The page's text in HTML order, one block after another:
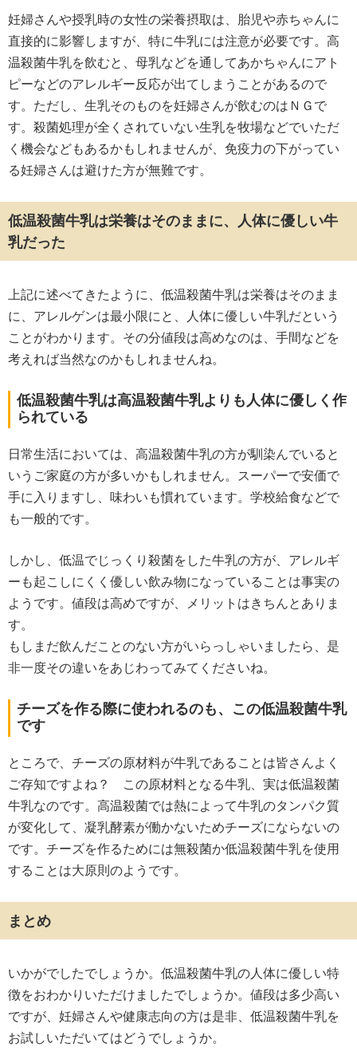
妊婦さんや授乳時の女性の栄養摂取は、胎児や赤ちゃんに
直接的に影響しますが、特に牛乳には注意が必要です。高
温殺菌牛乳を飲むと、母乳などを通してあかちゃんにアト
ピーなどのアレルギー反応が出てしまうことがあるので
す。ただし、生乳そのものを妊婦さんが飲むのはＮＧで
す。殺菌処理が全くされていない生乳を牧場などでいただ
く機会などもあるかもしれませんが、免疫力の下がってい
る妊婦さんは避けた方が無難です。
低温殺菌牛乳は栄養はそのままに、人体に優しい牛
乳だった
上記に述べてきたように、低温殺菌牛乳は栄養はそのまま
に、アレルゲンは最小限にと、人体に優しい牛乳だという
ことがわかります。その分値段は高めなのは、手間などを
考えれば当然なのかもしれませんね。
低温殺菌牛乳は高温殺菌牛乳よりも人体に優しく作
られている
日常生活においては、高温殺菌牛乳の方が馴染んでいると
いうご家庭の方が多いかもしれません。スーパーで安価で
手に入りますし、味わいも慣れています。学校給食などで
も一般的です。
しかし、低温でじっくり殺菌をした牛乳の方が、アレルギ
ーも起こしにくく優しい飲み物になっていることは事実の
ようです。値段は高めですが、メリットはきちんとありま
す。
もしまだ飲んだことのない方がいらっしゃいましたら、是
非一度その違いをあじわってみてくださいね。
チーズを作る際に使われるのも、この低温殺菌牛乳
です
ところで、チーズの原材料が牛乳であることは皆さんよく
ご存知ですよね？ この原材料となる牛乳、実は低温殺菌
牛乳なのです。高温殺菌では熱によって牛乳のタンパク質
が変化して、凝乳酵素が働かないためチーズにならないの
です。チーズを作るためには無殺菌か低温殺菌牛乳を使用
することは大原則のようです。
まとめ
いかがでしたでしょうか。低温殺菌牛乳の人体に優しい特
徴をおわかりいただけましたでしょうか。値段は多少高い
ですが、妊婦さんや健康志向の方は是非、低温殺菌牛乳を
お試しいただいてはどうでしょうか。